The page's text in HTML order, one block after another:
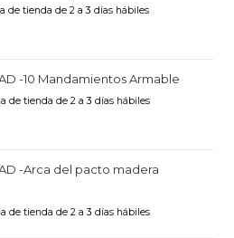
de tienda de 2 a 3 días hábiles
-10 Mandamientos Armable
de tienda de 2 a 3 días hábiles
-Arca del pacto madera
de tienda de 2 a 3 días hábiles